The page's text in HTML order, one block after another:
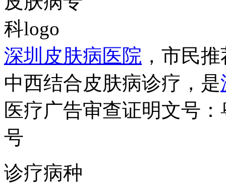
深圳皮肤病医院 ，市民
中西结合皮肤病诊疗，是
医疗广告审查证明文号
号
诊疗病种